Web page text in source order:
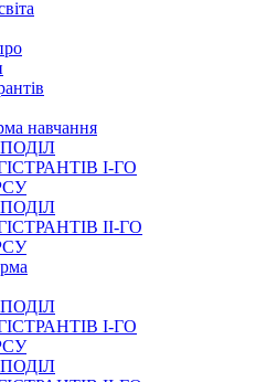
навчання
І-ГО
ІІ-ГО
І-ГО